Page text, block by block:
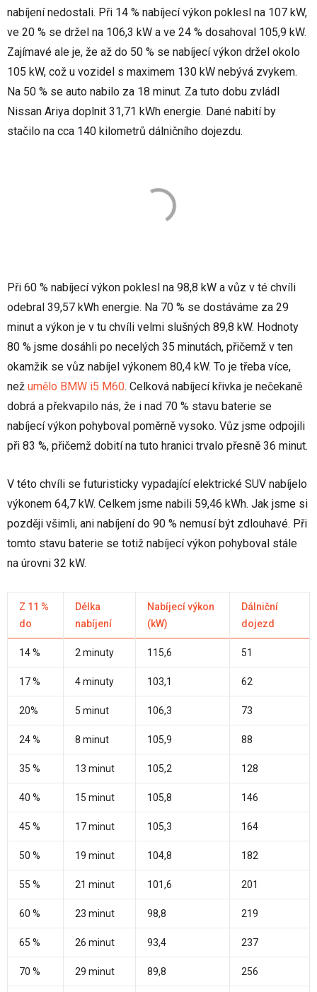
nabíjení nedostali. Při 14 % nabíjecí výkon poklesl na 107 kW,
ve 20 % se držel na 106,3 kW a ve 24 % dosahoval 105,9 kW.
Zajímavé ale je, že až do 50 % se nabíjecí výkon držel okolo
105 kW, což u vozidel s maximem 130 kW nebývá zvykem.
Na 50 % se auto nabilo za 18 minut. Za tuto dobu zvládl
Nissan Ariya doplnit 31,71 kWh energie. Dané nabití by
stačilo na cca 140 kilometrů dálničního dojezdu.
Při 60 % nabíjecí výkon poklesl na 98,8 kW a vůz v té chvíli
odebral 39,57 kWh energie. Na 70 % se dostáváme za 29
minut a výkon je v tu chvíli velmi slušných 89,8 kW. Hodnoty
80 % jsme dosáhli po necelých 35 minutách, přičemž v ten
okamžik se vůz nabíjel výkonem 80,4 kW. To je třeba více,
než umělo BMW i5 M60. Celková nabíjecí křivka je nečekaně
dobrá a překvapilo nás, že i nad 70 % stavu baterie se
nabíjecí výkon pohyboval poměrně vysoko. Vůz jsme odpojili
při 83 %, přičemž dobití na tuto hranici trvalo přesně 36 minut.
V této chvíli se futuristicky vypadající elektrické SUV nabíjelo
výkonem 64,7 kW. Celkem jsme nabili 59,46 kWh. Jak jsme si
později všimli, ani nabíjení do 90 % nemusí být zdlouhavé. Při
tomto stavu baterie se totiž nabíjecí výkon pohyboval stále
na úrovni 32 kW.
Z 11 %
do
Délka
nabíjení
Nabíjecí výkon
(kW)
Dálniční
dojezd
14 % 2 minuty 115,6 51
17 % 4 minuty 103,1 62
20% 5 minut 106,3 73
24 % 8 minut 105,9 88
35 % 13 minut 105,2 128
40 % 15 minut 105,8 146
45 % 17 minut 105,3 164
50 % 19 minut 104,8 182
55 % 21 minut 101,6 201
60 % 23 minut 98,8 219
65 % 26 minut 93,4 237
70 % 29 minut 89,8 256